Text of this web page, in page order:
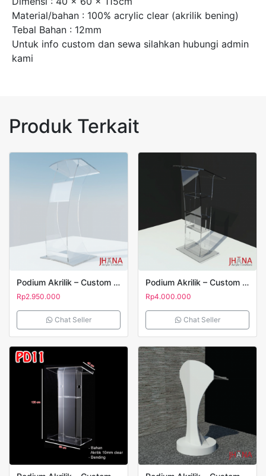
Material/bahan : 100% acrylic clear (akrilik bening)
Tebal Bahan : 12mm
Untuk info custom dan sewa silahkan hubungi admin
kami
Produk Terkait
Podium Akrilik – Custom Acrylic Lectern Type PD05
Rp2.950.000
Chat Seller
Podium Akrilik – Custom Acrylic Lectern Type PD16
Rp4.000.000
Chat Seller